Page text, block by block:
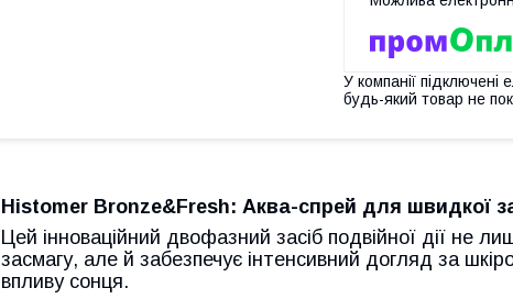
У компанії підключені
будь-який товар не
Histomer Bronze&Fresh: Аква-спрей для швидкої
Цей інноваційний двофазний засіб подвійної дії не
засмагу, але й забезпечує інтенсивний догляд за
впливу сонця.